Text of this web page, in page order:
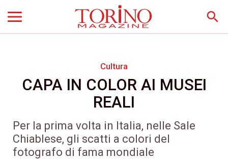
search
Cultura
CAPA IN COLOR AI MUSEI
REALI
Per la prima volta in Italia, nelle Sale
Chiablese, gli scatti a colori del
fotografo di fama mondiale